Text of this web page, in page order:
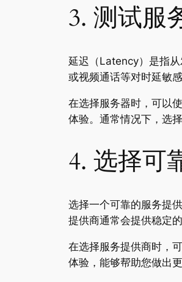
3. 测试服
延迟（Latency）是指
或视频通话等对时延敏感
在选择服务器时，可以
体验。通常情况下，选
4. 选择可
选择一个可靠的服务提
提供商通常会提供稳定
在选择服务提供商时，
体验，能够帮助您做出更